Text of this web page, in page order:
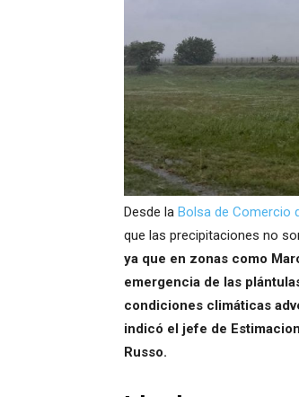
Desde la Bolsa de Comercio
que las precipitaciones no
ya que en zonas como
emergencia de las
condiciones climáticas
indicó el jefe de
Russo.